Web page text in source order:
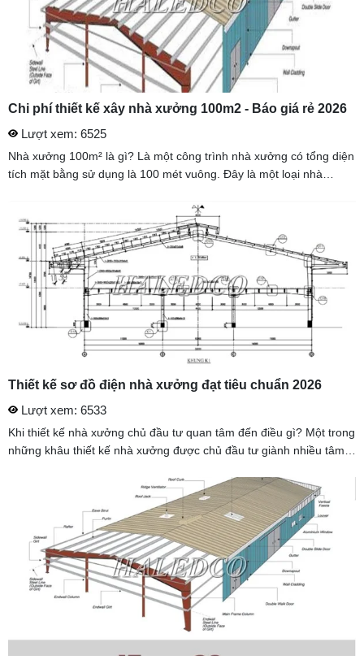
Chi phí thiết kế xây nhà xưởng 100m2 - Báo giá rẻ 2026
Lượt xem: 6525
Nhà xưởng 100m² là gì? Là một công trình nhà xưởng có tổng diện
tích mặt bằng sử dụng là 100 mét vuông. Đây là một loại nhà
Thiết kế sơ đồ điện nhà xưởng đạt tiêu chuẩn 2026
Lượt xem: 6533
Khi thiết kế nhà xưởng chủ đầu tư quan tâm đến điều gì? Một trong
những khâu thiết kế nhà xưởng được chủ đầu tư giành nhiều tâm